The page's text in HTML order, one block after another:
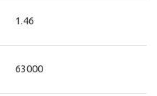
1.46
63000